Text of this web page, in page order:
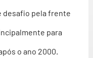
desafio pela frente
para
o ano 2000.